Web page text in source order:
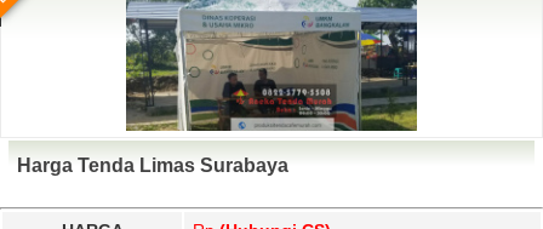
Harga Tenda Limas Surabaya